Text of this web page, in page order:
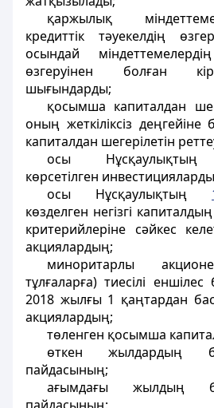
қаржылық
кредиттік тәуекелдің
осындай
өзгеруінен болған
шығындарды;
қосымша капиталдан
оның жеткіліксіз деңгейіне
капиталдан шегерілетін
осы
көрсетілген
осы Нұсқаулықтың
көзделген негізгі
критерийлеріне сәйкес
акциялардың;
миноритарлы
тұлғаларға) тиесілі
2018 жылғы 1 қаңтардан
акциялардың;
төленген қосымша
өткен жылдардың
пайдасының;
ағымдағы жылдың